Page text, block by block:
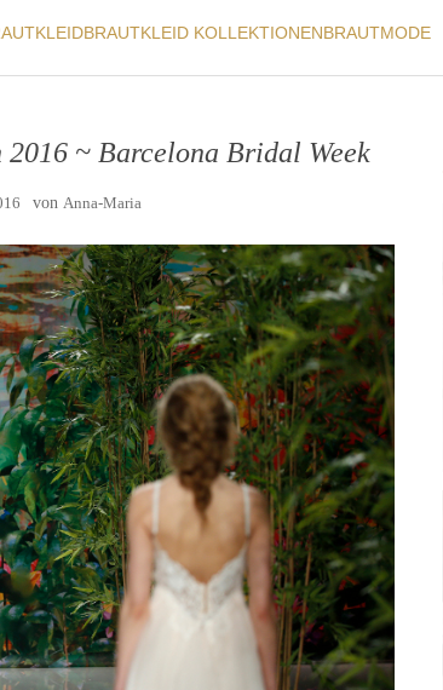
BRAUTKLEID KOLLEKTIONENBRAUTMODE
~ Barcelona Bridal Week
vonAnna-Maria